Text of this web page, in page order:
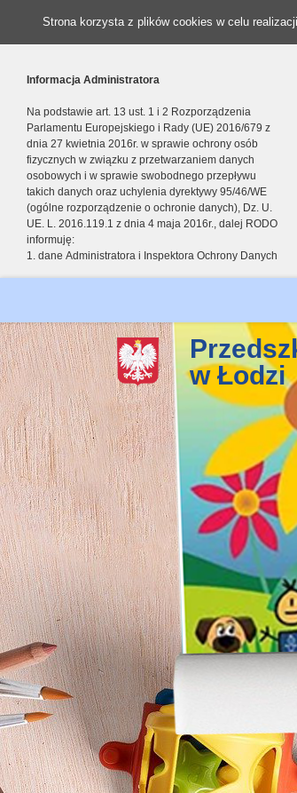
Strona korzysta z plików cookies w celu
Informacja Administratora
Na podstawie art. 13 ust. 1 i 2 Rozporządzenia
Parlamentu Europejskiego i Rady (UE) 2016/679 z
dnia 27 kwietnia 2016r. w sprawie ochrony osób
fizycznych w związku z przetwarzaniem danych
osobowych i w sprawie swobodnego przepływu
takich danych oraz uchylenia dyrektywy 95/46/WE
(ogólne rozporządzenie o ochronie danych), Dz. U.
UE. L. 2016.119.1 z dnia 4 maja 2016r., dalej RODO
informuję:
1. dane Administratora i Inspektora Ochrony Danych
w Łodzi